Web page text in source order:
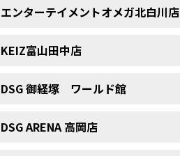
エンターテイメントオメガ北白川店
KEIZ富山田中店
DSG 御経塚 ワールド館
DSG ARENA 高岡店